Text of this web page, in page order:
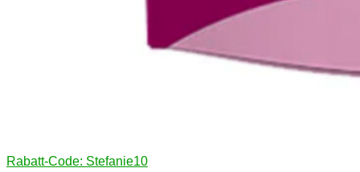
Rabatt-Code: Stefanie10